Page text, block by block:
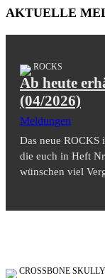
AKTUELLE
ROCKS
Ab heute
(04/2026)
Meldungen
Das neue ROCKS
die euch in Heft
wünschen viel
CROSSBONE SKULLY